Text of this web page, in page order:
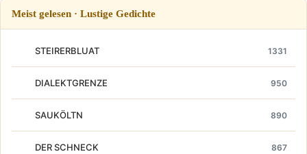
Meist gelesen · Lustige Gedichte
STEIRERBLUAT 1331
DIALEKTGRENZE 950
SAUKÖLTN 890
DER SCHNECK 867